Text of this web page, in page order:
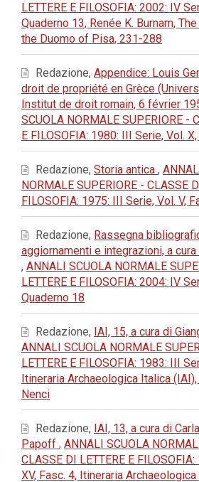
LETTERE E FILOSOFIA: 2002: IV
Quaderno 13, Renée K. Burnam,
the Duomo of Pisa, 231-288
Redazione, Appendice: Louis
droit de propriété en Grèce
Institut de droit romain, 6 février
SCUOLA NORMALE SUPERIORE -
E FILOSOFIA: 1980: III Serie, Vol.
Redazione, Storia antica ,
NORMALE SUPERIORE - CLASSE
FILOSOFIA: 1975: III Serie, Vol. V,
Redazione, Rassegna
aggiornamenti e integrazioni, a
, ANNALI SCUOLA NORMALE
LETTERE E FILOSOFIA: 2004: IV
Quaderno 18
Redazione, IAI, 15, a cura di
ANNALI SCUOLA NORMALE
LETTERE E FILOSOFIA: 1983: III
Itineraria Archaeologica Italica
Nenci
Redazione, IAI, 13, a cura di
Papoff , ANNALI SCUOLA
CLASSE DI LETTERE E
XV, Fasc. 4, Itineraria